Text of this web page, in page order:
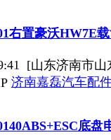
右置豪沃HW7E
[山东济南市
济南嘉磊汽车配
底